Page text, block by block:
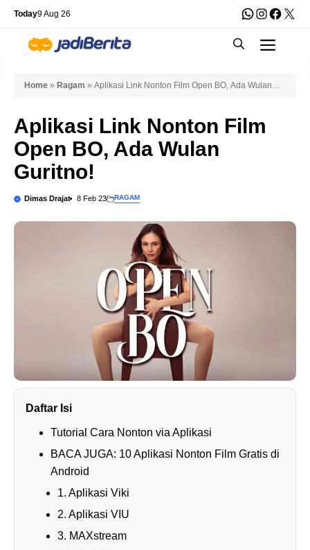
Skip
content
Today9 Aug 26 WhatsApp
X
Home » Ragam » Aplikasi Link Nonton Film Open BO, Ada Wulan
Aplikasi Link Nonton Film
Open BO, Ada Wulan
Guritno!
Dimas Drajat 8 Feb 23 RAGAM
Daftar Isi
Tutorial Cara Nonton via Aplikasi
BACA JUGA: 10 Aplikasi Nonton Film Gratis di
Android
1. Aplikasi Viki
2. Aplikasi VIU
3. MAXstream